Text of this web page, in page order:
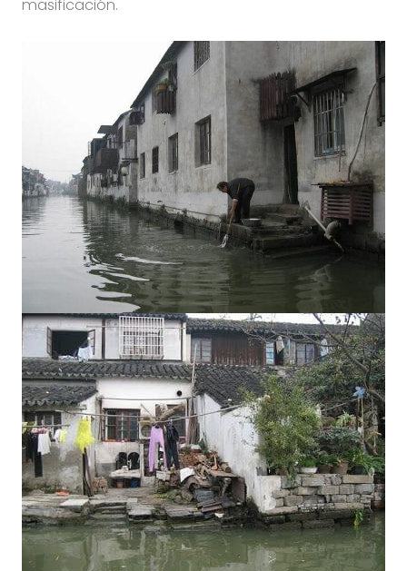
masificación.